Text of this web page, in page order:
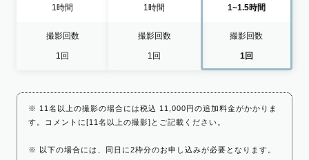
1時間
撮影回数
1回
1時間
撮影回数
1回
1~1.5時間
撮影回数
1回
※ 11名以上の撮影の場合には税込 11,000円の追加料金がかかりま
す。コメントに[11名以上の撮影]とご記載ください。
※ 以下の場合には、同日に2枠分のお申し込みが必要となります。